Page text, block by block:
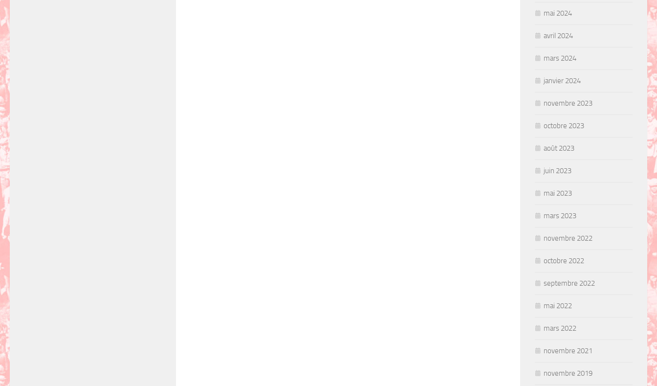
mai 2024
avril 2024
mars 2024
janvier 2024
novembre 2023
octobre 2023
août 2023
juin 2023
mai 2023
mars 2023
novembre 2022
octobre 2022
septembre 2022
mai 2022
mars 2022
novembre 2021
novembre 2019